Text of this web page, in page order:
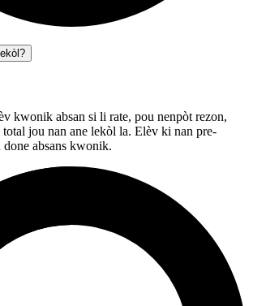
kwonik absan si li rate, pou nenpòt rezon,
jou nan ane lekòl la. Elèv ki nan pre-
absans kwonik.